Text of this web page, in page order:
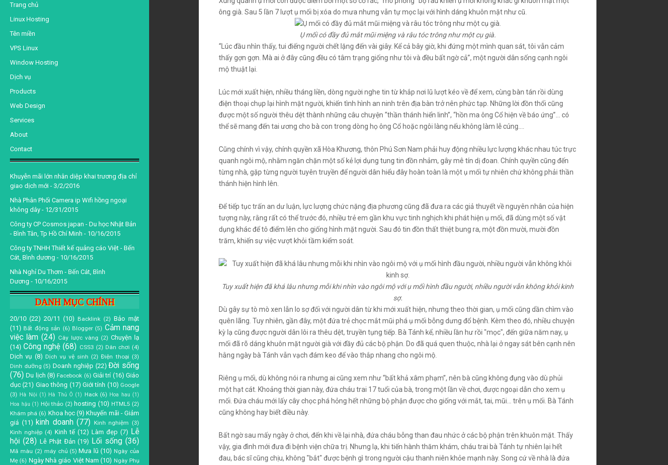
Trang chủ
Linux Hosting
Tên miền
VPS Linux
Window Hosting
Dịch vụ
Products
Web Design
Services
About
Contact
Khuyễn mãi lớn nhân diệp khai trương địa chỉ
giao dịch mới - 3/2/2016
Nhà Phân Phối Camera ip Wifi hồng ngoại
không dây - 12/31/2015
Công ty CP Cosmos japan - Du học Nhật Bản
- Bình Tân, Tp Hồ Chí Minh - 10/16/2015
Công ty TNHH Thiết kế quảng cáo Việt - Bến
Cát, Bình dương - 10/16/2015
Nhà Nghỉ Du Thơm - Bến Cát, Bình
Dương - 10/16/2015
DANH MỤC CHÍNH
20/10 (22) 20/11 (10) Backlink (2) Bảo mật
(11) Bất động sản (6) Blogger (5) Cảm nang
việc làm (24) Cây lược vàng (2) Chuyện lạ
(14) Công nghệ (68) CSS3 (2) Dân chơi (4)
Dịch vụ (8) Dịch vụ vệ sinh (2) Điện thoại (3)
Dinh dưỡng (5) Doanh nghiệp (22) Đời sống
(76) Du lịch (8) Facebook (6) Giải trí (16) Giáo
dục (21) Giao thông (17) Giới tính (10) Google
(3) Hà Nội (1) Hà Thủ Ô (1) Hack (6) Hoa hau (1)
Hoa hậu (1) Hội thảo (2) hosting (10) HTML5 (2)
Khám phá (6) Khoa học (9) Khuyến mãi - Giảm
giá (11) kinh doanh (77) Kinh nghiệm (3)
Kinh nghiệp (4) Kinh tế (12) Làm đẹp (7) Lễ
hội (28) Lễ Phật Đản (19) Lối sống (36)
Mã màu (2) máy chủ (5) Mưa lũ (10) Ngày của
Mẹ (6) Ngày Nhà giáo Việt Nam (10) Ngày Phụ
ông già. Sau 5 lần 7 lượt ụ mối bị xóa do mưa nhưng vẫn tự mọc lại với hình dáng khuôn mặt như cũ.
Ụ mối có đầy đủ mắt mũi miệng và râu tóc trông như một cụ già.
“Lúc đầu nhìn thấy, tui điếng người chết lặng đến vài giây. Kể cả bây giờ, khi đứng một mình quan sát, tôi vẫn cảm
thấy gợn gợn. Mà ai ở đây cũng đều có tâm trạng giống như tôi và đều bất ngờ cả”, một người dân sống cạnh ngôi
mộ thuật lại.
Lúc mới xuất hiện, nhiều tháng liền, dòng người nghe tin từ khắp nơi lũ lượt kéo về để xem, cùng bàn tán rồi dùng
điện thoại chụp lại hình mặt người, khiến tình hình an ninh trên địa bàn trở nên phức tạp. Những lời đồn thổi cũng
được một số người thêu dệt thành những câu chuyện “thần thánh hiển linh”, “hồn ma ông Cổ hiện về báo ứng”… có
thể sẽ mang đến tai ương cho bà con trong dòng họ ông Cổ hoặc ngôi làng nếu không làm lễ cúng….
Cũng chính vì vậy, chính quyền xã Hòa Khương, thôn Phú Sơn Nam phải huy động nhiều lực lượng khác nhau túc trực
quanh ngôi mộ, nhằm ngăn chặn một số kẻ lợi dụng tung tin đồn nhảm, gây mê tín dị đoan. Chính quyền cũng đến
từng nhà, gặp từng người tuyên truyền để người dân hiểu đây hoàn toàn là một ụ mối tự nhiên chứ không phải thần
thánh hiện hình lên.
Để tiếp tục trấn an dư luận, lực lượng chức nặng địa phương cũng đã đưa ra các giả thuyết về nguyên nhân của hiện
tượng này, rằng rất có thể trước đó, nhiều trẻ em gần khu vực tinh nghịch khi phát hiện ụ mối, đã dùng một số vật
dụng khác để tô điểm lên cho giống hình mặt người. Sau đó tin đồn thất thiệt bung ra, một đồn mười, mười đồn
trăm, khiến sự việc vượt khỏi tầm kiểm soát.
Tuy xuất hiện đã khá lâu nhưng mỗi khi nhìn vào ngôi mộ với ụ mối hình đầu người, nhiều người vẫn không khỏi kinh
sợ.
Dù gây sự tò mò xen lẫn lo sợ đối với người dân từ khi mới xuất hiện, nhưng theo thời gian, ụ mối cũng dần chìm vào
quên lãng. Tuy nhiên, gần đây, một đứa trẻ chọc mắt mũi phá ụ mối bỗng dưng đổ bệnh. Kèm theo đó, nhiều chuyện
kỳ lạ cũng được người dân lôi ra thêu dệt, truyền tụng tiếp. Bà Tánh kể, nhiều lần hư rồi "mọc", đến giữa năm nay, ụ
mối đã rõ dáng khuôn mặt người già với đầy đủ các bộ phận. Do đã quá quen thuộc, nhà lại ở ngay sát bên cạnh nên
hằng ngày bà Tánh vẫn vạch đám keo để vào thắp nhang cho ngôi mộ.
Riêng ụ mối, dù không nói ra nhưng ai cũng xem như “bất khả xâm phạm”, nên bà cũng không đụng vào dù phủi
một hạt cát. Khoảng thời gian này, đứa cháu trai 17 tuổi của bà, trong một lần về chơi, được ngoại dẫn cho xem ụ
mối. Đứa cháu mới lấy cây chọc phá hỏng hết những bộ phận được cho giống với mắt, tai, mũi... trên ụ mối. Bà Tánh
cũng không hay biết điều này.
Bất ngờ sau mấy ngày ở chơi, đến khi về lại nhà, đứa cháu bỗng than đau nhức ở các bộ phận trên khuôn mặt. Thấy
vậy, gia đình mới đưa đi bệnh viện chữa trị. Nhưng lạ, khi tiến hành thăm khám, cháu trai bà Tánh tự nhiên lại hết
đau, bác sĩ cũng chịu, không "bắt" được bệnh gì trong người cậu thanh niên khỏe mạnh này. Song cứ về nhà là đứa